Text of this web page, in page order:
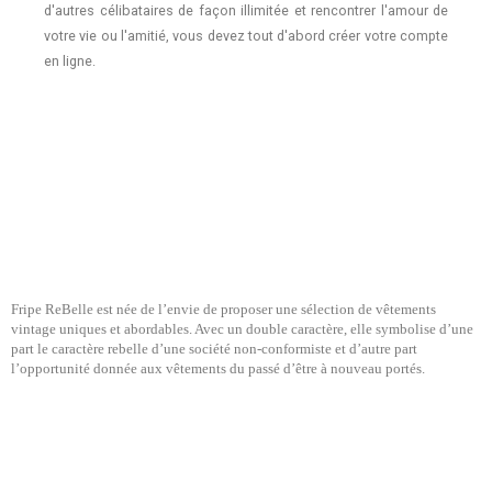
d'autres célibataires de façon illimitée et rencontrer l'amour de
votre vie ou l'amitié, vous devez tout d'abord créer votre compte
en ligne.
Fripe ReBelle est née de l’envie de proposer une sélection de vêtements
vintage uniques et abordables. Avec un double caractère, elle symbolise d’une
part le caractère rebelle d’une société non-conformiste et d’autre part
l’opportunité donnée aux vêtements du passé d’être à nouveau portés.